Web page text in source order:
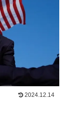
2024.12.14